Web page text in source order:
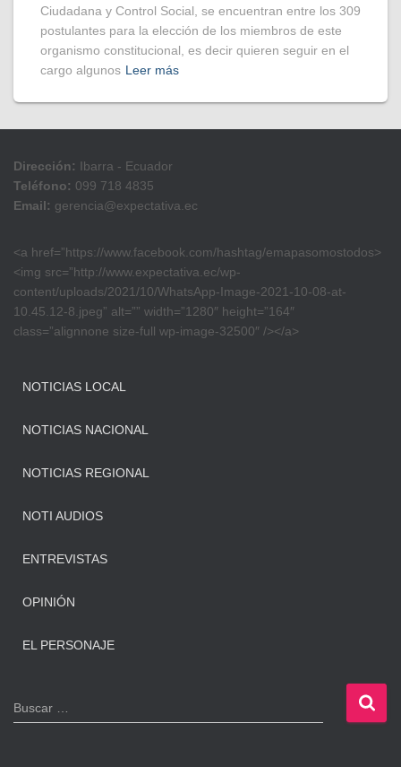
Ciudadana y Control Social, se encuentran entre los 309
postulantes para la elección de los miembros de este
organismo constitucional, es decir quieren seguir en el
cargo algunos Leer más
Dirección: Ibarra - Ecuador
Teléfono: 099 718 4835
Email: gerencia@expectativa.ec
<a href=”https://www.facebook.com/hashtag/emapasomostodos>
<img src=”http://www.expectativa.ec/wp-
content/uploads/2021/10/WhatsApp-Image-2021-10-08-at-
10.45.12-8.jpeg” alt=”” width=”1280″ height=”164″
class=”alignnone size-full wp-image-32500″ /></a>
NOTICIAS LOCAL
NOTICIAS NACIONAL
NOTICIAS REGIONAL
NOTI AUDIOS
ENTREVISTAS
OPINIÓN
EL PERSONAJE
B
u
Buscar …